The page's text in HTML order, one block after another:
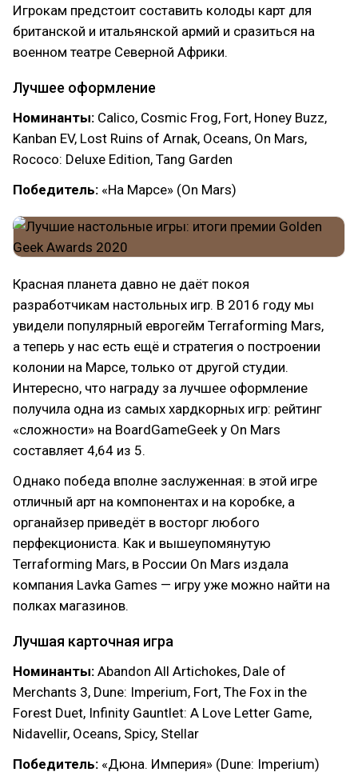
Игрокам предстоит составить колоды карт для
британской и итальянской армий и сразиться на
военном театре Северной Африки.
Лучшее оформление
Номинанты: Calico, Cosmic Frog, Fort, Honey Buzz,
Kanban EV, Lost Ruins of Arnak, Oceans, On Mars,
Rococo: Deluxe Edition, Tang Garden
Победитель: «На Марсе» (On Mars)
Красная планета давно не даёт покоя
разработчикам настольных игр. В 2016 году мы
увидели популярный еврогейм Terraforming Mars,
а теперь у нас есть ещё и стратегия о построении
колонии на Марсе, только от другой студии.
Интересно, что награду за лучшее оформление
получила одна из самых хардкорных игр: рейтинг
«сложности» на BoardGameGeek у On Mars
составляет 4,64 из 5.
Однако победа вполне заслуженная: в этой игре
отличный арт на компонентах и на коробке, а
органайзер приведёт в восторг любого
перфекциониста. Как и вышеупомянутую
Terraforming Mars, в России On Mars издала
компания Lavka Games — игру уже можно найти на
полках магазинов.
Лучшая карточная игра
Номинанты: Abandon All Artichokes, Dale of
Merchants 3, Dune: Imperium, Fort, The Fox in the
Forest Duet, Infinity Gauntlet: A Love Letter Game,
Nidavellir, Oceans, Spicy, Stellar
Победитель: «Дюна. Империя» (Dune: Imperium)